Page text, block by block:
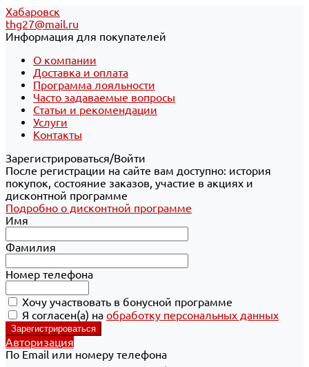
Хабаровск
thg27@mail.ru
Информация для покупателей
О компании
Доставка и оплата
Программа лояльности
Часто задаваемые вопросы
Статьи и рекомендации
Услуги
Контакты
Зарегистрироваться/Войти
После регистрации на сайте вам доступно: история
покупок, состояние заказов, участие в акциях и
дисконтной программе
Подробно о дисконтной программе
Имя
Фамилия
Номер телефона
Хочу участвовать в бонусной программе
Я согласен(а) на обработку персональных данных
Авторизация
По Email или номеру телефона